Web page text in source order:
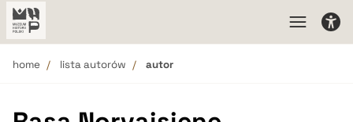
home lista autorów autor